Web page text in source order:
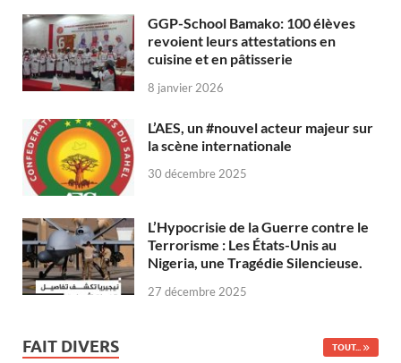
GGP-School Bamako: 100 élèves
revoient leurs attestations en
cuisine et en pâtisserie
8 janvier 2026
L’AES, un #nouvel acteur majeur sur
la scène internationale
30 décembre 2025
L’Hypocrisie de la Guerre contre le
Terrorisme : Les États-Unis au
Nigeria, une Tragédie Silencieuse.
27 décembre 2025
FAIT DIVERS TOUT...